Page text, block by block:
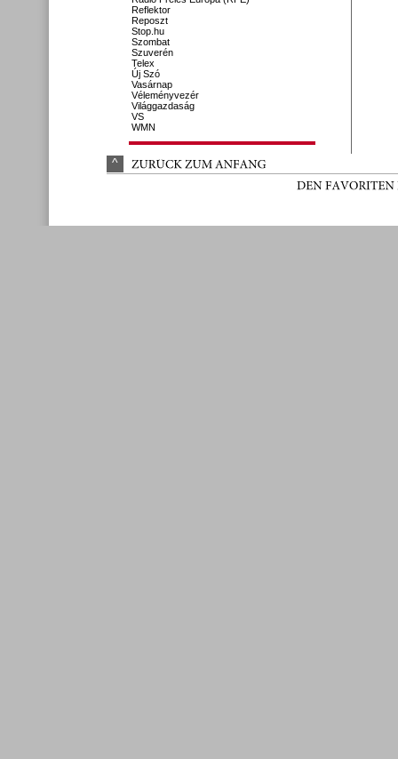
Reflektor
Reposzt
Stop.hu
Szombat
Szuverén
Telex
Új Szó
Vasárnap
Véleményvezér
Világgazdaság
VS
WMN
^ ZURÜCK ZUM ANFANG
DEN FAVORITEN